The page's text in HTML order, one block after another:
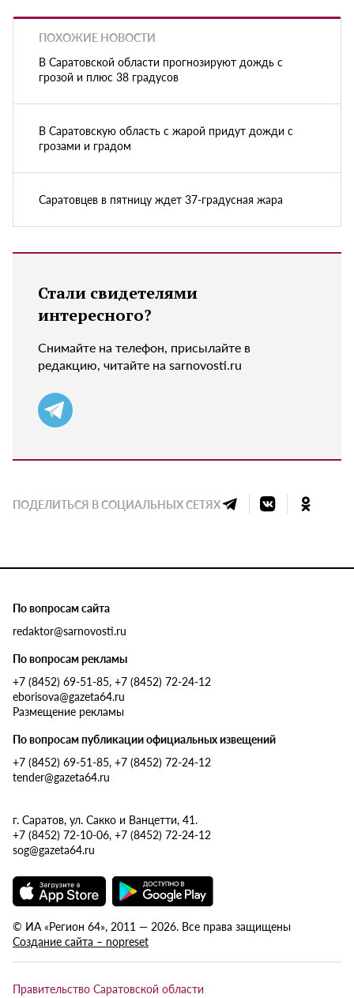
ПОХОЖИЕ НОВОСТИ
В Саратовской области прогнозируют дождь с
грозой и плюс 38 градусов
В Саратовскую область с жарой придут дожди с
грозами и градом
Саратовцев в пятницу ждет 37-градусная жара
Стали свидетелями
интересного?
Снимайте на телефон, присылайте в
редакцию, читайте на sarnovosti.ru
ПОДЕЛИТЬСЯ В СОЦИАЛЬНЫХ СЕТЯХ
По вопросам сайта
redaktor@sarnovosti.ru
По вопросам рекламы
+7 (8452) 69-51-85, +7 (8452) 72-24-12
eborisova@gazeta64.ru
Размещение рекламы
По вопросам публикации официальных извещений
+7 (8452) 69-51-85, +7 (8452) 72-24-12
tender@gazeta64.ru
г. Саратов, ул. Сакко и Ванцетти, 41.
+7 (8452) 72-10-06, +7 (8452) 72-24-12
sog@gazeta64.ru
© ИА «Регион 64», 2011 — 2026. Все права защищены
Создание сайта – nopreset
Правительство Саратовской области